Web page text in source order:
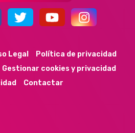
9k 35k 352
Legal
Política de privacidad
Gestionar cookies y privacidad
Contactar